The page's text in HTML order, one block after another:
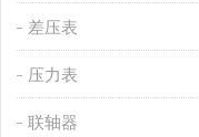
差压表
压力表
联轴器